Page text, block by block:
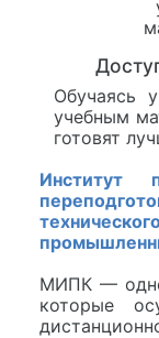
Обучаясь
учебным
готовят
Институт
МИПК —
которые